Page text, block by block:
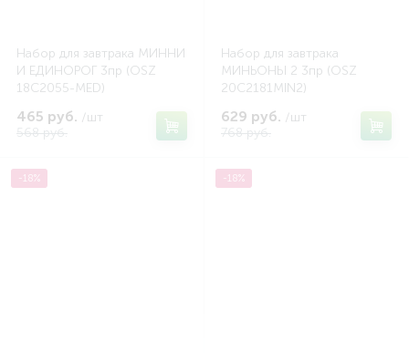
Набор для завтрака МИННИ
И ЕДИНОРОГ 3пр (OSZ
18C2055-MED)
465 руб. /шт
568 руб.
Набор для завтрака
МИНЬОНЫ 2 3пр (OSZ
20C2181MIN2)
629 руб. /шт
768 руб.
-18% -18%